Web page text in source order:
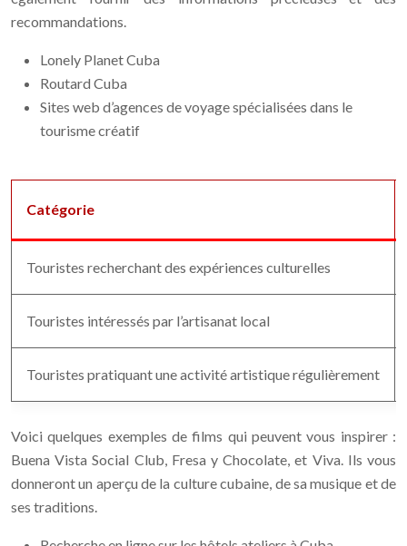
recommandations.
Lonely Planet Cuba
Routard Cuba
Sites web d’agences de voyage spécialisées dans le
tourisme créatif
Catégorie
Touristes recherchant des expériences culturelles
Touristes intéressés par l’artisanat local
Touristes pratiquant une activité artistique régulièrement
Voici quelques exemples de films qui peuvent vous inspirer :
Buena Vista Social Club, Fresa y Chocolate, et Viva. Ils vous
donneront un aperçu de la culture cubaine, de sa musique et de
ses traditions.